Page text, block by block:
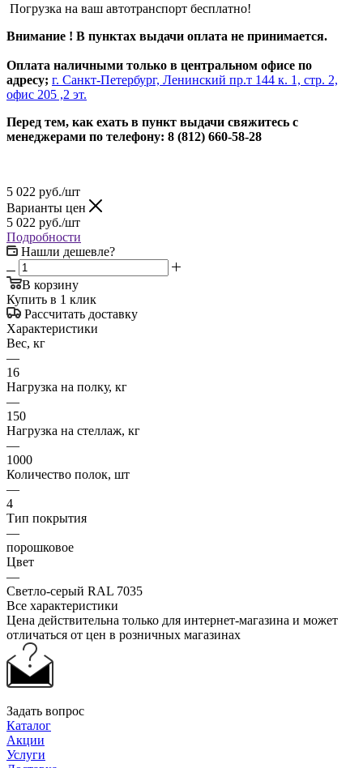
Погрузка на ваш автотранспорт бесплатно!
Внимание ! В пунктах выдачи оплата не принимается.
Оплата наличными только в центральном офисе по
адресу; г. Санкт-Петербург, Ленинский пр.т 144 к. 1, стр. 2,
офис 205 ,2 эт.
Перед тем, как ехать в пункт выдачи свяжитесь с
менеджерами по телефону: 8 (812) 660-58-28
5 022 руб./шт
Варианты цен
5 022 руб./шт
Подробности
Нашли дешевле?
В корзину
Купить в 1 клик
Рассчитать доставку
Характеристики
Вес, кг
—
16
Нагрузка на полку, кг
—
150
Нагрузка на стеллаж, кг
—
1000
Количество полок, шт
—
4
Тип покрытия
—
порошковое
Цвет
—
Светло-серый RAL 7035
Все характеристики
Цена действительна только для интернет-магазина и может
отличаться от цен в розничных магазинах
Задать вопрос
Каталог
Акции
Услуги